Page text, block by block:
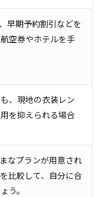
早期予約割引などを
空券やホテルを手
、現地の衣装レン
を抑えられる場合
なプランが用意され
比較して、自分に合
う。